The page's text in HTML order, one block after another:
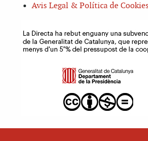
Avis Legal & Política de